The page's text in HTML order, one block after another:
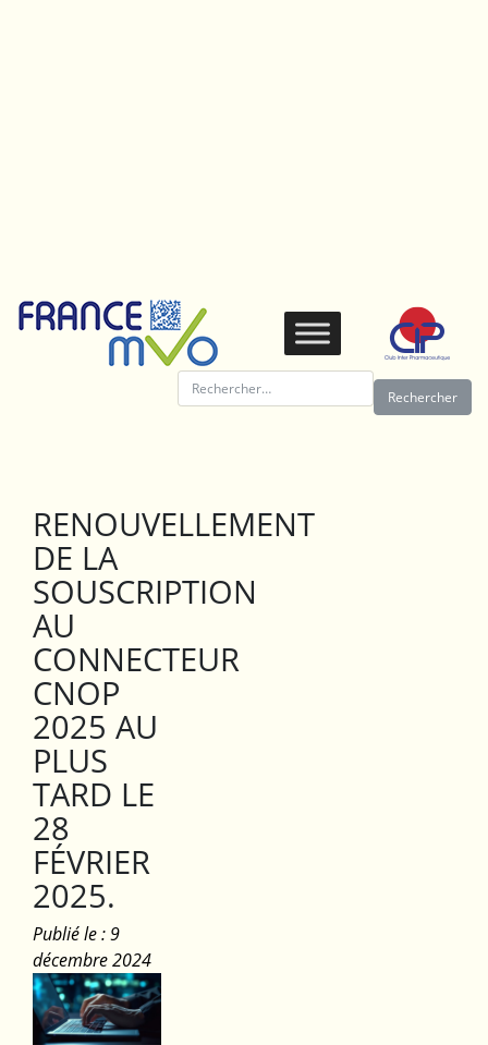
Rechercher :
RENOUVELLEMENT
DE LA
SOUSCRIPTION
AU
CONNECTEUR
CNOP
2025 AU
PLUS
TARD LE
28
FÉVRIER
2025.
Publié le : 9
décembre 2024